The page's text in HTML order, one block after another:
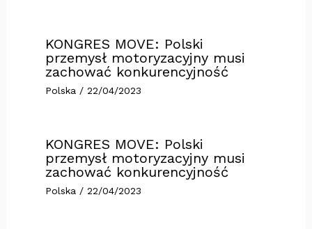
KONGRES MOVE: Polski
przemysł motoryzacyjny musi
zachować konkurencyjność
Polska/ 22/04/2023
KONGRES MOVE: Polski
przemysł motoryzacyjny musi
zachować konkurencyjność
Polska/ 22/04/2023